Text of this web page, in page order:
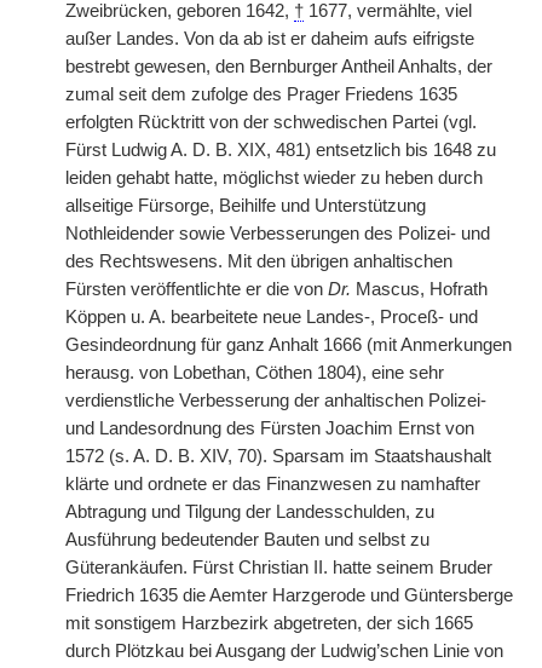
Zweibrücken, geboren 1642, † 1677, vermählte, viel
außer Landes. Von da ab ist er daheim aufs eifrigste
bestrebt gewesen, den Bernburger Antheil Anhalts, der
zumal seit dem zufolge des Prager Friedens 1635
erfolgten Rücktritt von der schwedischen Partei (vgl.
Fürst Ludwig A. D. B. XIX, 481) entsetzlich bis 1648 zu
leiden gehabt hatte, möglichst wieder zu heben durch
allseitige Fürsorge, Beihilfe und Unterstützung
Nothleidender sowie Verbesserungen des Polizei- und
des Rechtswesens. Mit den übrigen anhaltischen
Fürsten veröffentlichte er die von Dr. Mascus, Hofrath
Köppen u. A. bearbeitete neue Landes-, Proceß- und
Gesindeordnung für ganz Anhalt 1666 (mit Anmerkungen
herausg. von Lobethan, Cöthen 1804), eine sehr
verdienstliche Verbesserung der anhaltischen Polizei-
und Landesordnung des Fürsten Joachim Ernst von
1572 (s. A. D. B. XIV, 70). Sparsam im Staatshaushalt
klärte und ordnete er das Finanzwesen zu namhafter
Abtragung und Tilgung der Landesschulden, zu
Ausführung bedeutender Bauten und selbst zu
Güterankäufen. Fürst Christian II. hatte seinem Bruder
Friedrich 1635 die Aemter Harzgerode und Güntersberge
mit sonstigem Harzbezirk abgetreten, der sich 1665
durch Plötzkau bei Ausgang der Ludwig’schen Linie von